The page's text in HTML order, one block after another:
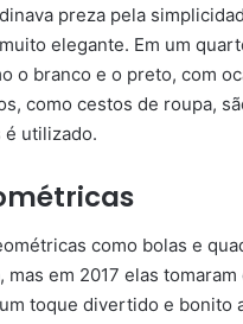
preza pela
elegante. Em um
o branco e o preto, com
como cestos de roupa,
é utilizado.
como bolas e
mas em 2017 elas
toque divertido e bonito